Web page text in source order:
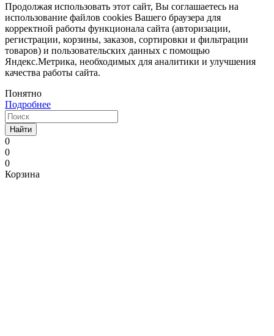
Продолжая использовать этот сайт, Вы соглашаетесь на
использование файлов cookies Вашего браузера для
корректной работы функционала сайта (авторизации,
регистрации, корзины, заказов, сортировки и фильтрации
товаров) и пользовательских данных с помощью
Яндекс.Метрика, необходимых для аналитики и улучшения
качества работы сайта.
Понятно
Подробнее
Найти
0
0
0
Корзина